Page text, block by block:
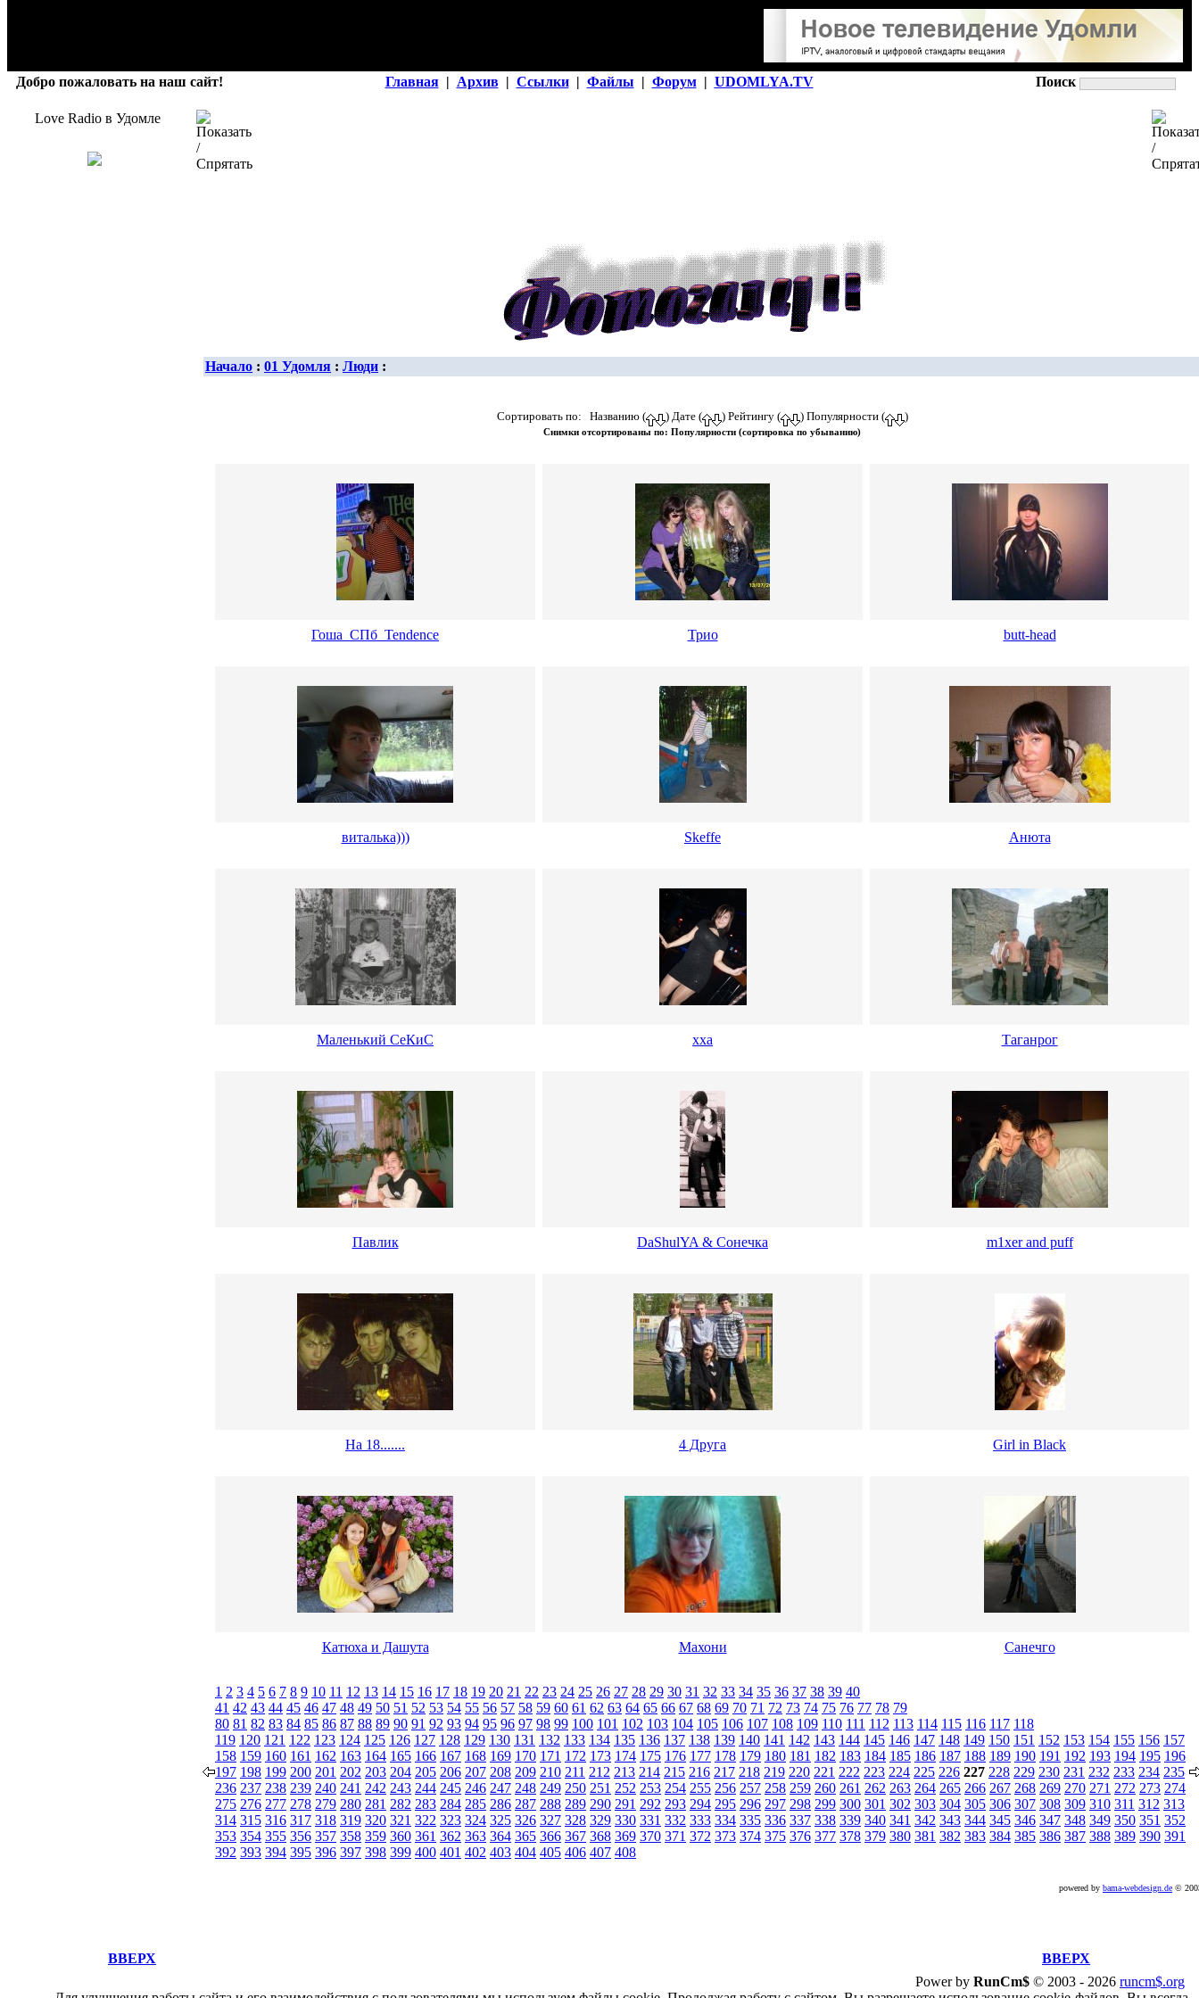
Добро пожаловать на наш сайт! Главная | Архив | Ссылки | Файлы | Форум | UDOMLYA.TV Поиск
Love Radio в Удомле
Начало : 01 Удомля : Люди :
Сортировать по: Названию ( ) Дате ( ) Рейтингу ( ) Популярности ( )
Снимки отсортированы по: Популярности (сортировка по убыванию)
Гоша_СПб_Tendence Трио butt-head
виталька))) Skeffe Анюта
Маленький СеКиС хха Таганрог
Павлик DaShulYA & Сонечка m1xer and puff
На 18....... 4 Друга Girl in Black
Катюха и Дашута Махони Санечго
1 2 3 4 5 6 7 8 9 10 11 12 13 14 15 16 17 18 19 20 21 22 23 24 25 26 27 28 29 30 31 32 33 34 35 36 37 38 39 40
41 42 43 44 45 46 47 48 49 50 51 52 53 54 55 56 57 58 59 60 61 62 63 64 65 66 67 68 69 70 71 72 73 74 75 76 77 78 79
80 81 82 83 84 85 86 87 88 89 90 91 92 93 94 95 96 97 98 99 100 101 102 103 104 105 106 107 108 109 110 111 112 113 114 115 116 117 118
119 120 121 122 123 124 125 126 127 128 129 130 131 132 133 134 135 136 137 138 139 140 141 142 143 144 145 146 147 148 149 150 151 152 153 154 155 156 157
158 159 160 161 162 163 164 165 166 167 168 169 170 171 172 173 174 175 176 177 178 179 180 181 182 183 184 185 186 187 188 189 190 191 192 193 194 195 196
197 198 199 200 201 202 203 204 205 206 207 208 209 210 211 212 213 214 215 216 217 218 219 220 221 222 223 224 225 226 227 228 229 230 231 232 233 234 235
236 237 238 239 240 241 242 243 244 245 246 247 248 249 250 251 252 253 254 255 256 257 258 259 260 261 262 263 264 265 266 267 268 269 270 271 272 273 274
275 276 277 278 279 280 281 282 283 284 285 286 287 288 289 290 291 292 293 294 295 296 297 298 299 300 301 302 303 304 305 306 307 308 309 310 311 312 313
314 315 316 317 318 319 320 321 322 323 324 325 326 327 328 329 330 331 332 333 334 335 336 337 338 339 340 341 342 343 344 345 346 347 348 349 350 351 352
353 354 355 356 357 358 359 360 361 362 363 364 365 366 367 368 369 370 371 372 373 374 375 376 377 378 379 380 381 382 383 384 385 386 387 388 389 390 391
392 393 394 395 396 397 398 399 400 401 402 403 404 405 406 407 408
powered by bama-webdesign.de ©
ВВЕРХ
ВВЕРХ
Power by RunCm$ © 2003 - 2026 runcm$.org